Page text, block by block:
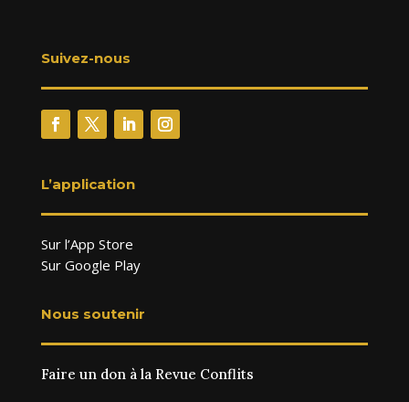
Suivez-nous
L’application
Sur l’App Store
Sur Google Play
Nous soutenir
Faire un don à la Revue Conflits